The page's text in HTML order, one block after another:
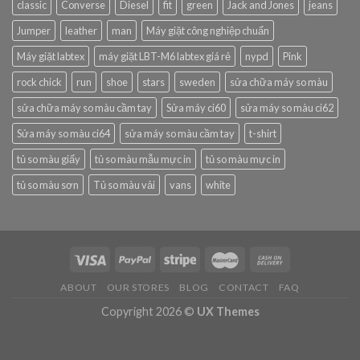
classic
Converse Diesel fit green Jack and Jones
jeans
Jumper
leather man
Máy giặt công nghiệp chuẩn
Máy giặt labtex
máy giặt LBT-M6 labtex giá rẻ nypd
Pink
rock chick
run shoe stars sweden
sửa chữa máy so màu
sửa chữa máy so màu cầm tay
Sửa máy ci60
sửa máy so màu ci62
Sửa máy so màu ci64
sửa máy so màu cầm tay
t-shirt
tủ so màu giấy
tủ so màu mẫu mực in
tủ so màu mực in
tủ so màu sơn
Tủ so màu vải vans white
ABOUT OUR STORES BLOG CONTACT FAQ
Copyright 2026 © UX Themes